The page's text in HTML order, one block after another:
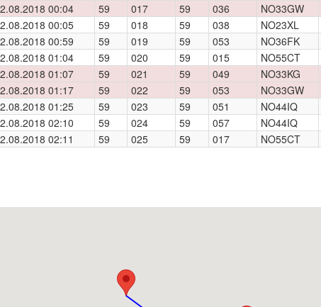
00:04 59 017 59 036 NO33GW
00:05 59 018 59 038 NO23XL
00:59 59 019 59 053 NO36FK
01:04 59 020 59 015 NO55CT
01:07 59 021 59 049 NO33KG
01:17 59 022 59 053 NO33GW
01:25 59 023 59 051 NO44IQ
02:10 59 024 59 057 NO44IQ
02:11 59 025 59 017 NO55CT